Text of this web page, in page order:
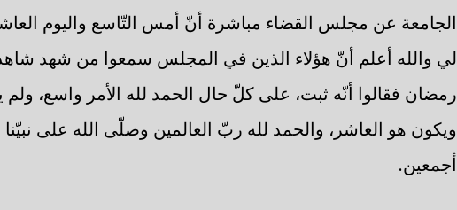
الجامعة عن مجلس القضاء مباشرة أنّ أمس التّاسع واليوم
لي والله أعلم أنّ هؤلاء الذين في المجلس سمعوا من شهد
رمضان فقالوا أنّه ثبت، على كلّ حال الحمد لله الأمر واسع،
ويكون هو العاشر، والحمد لله ربّ العالمين وصلّى الله على
أجمعين.